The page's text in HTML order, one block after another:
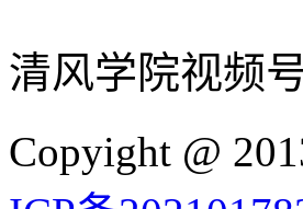
清风学院视频
Copyight @